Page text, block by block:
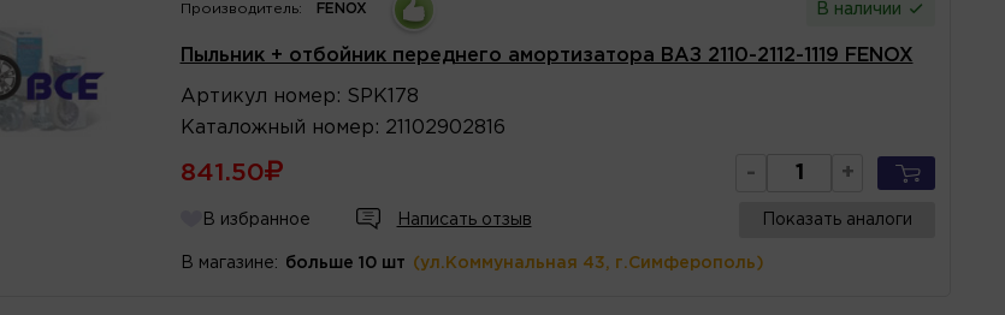
Производитель: FENOX В наличии
Пыльник + отбойник переднего амортизатора ВАЗ 2110-2112-1119 FENOX
Артикул номер : SPK178
Каталожный номер : 21102902816
841.50 - +
В избранное Написать отзыв Показать аналоги
В магазине: больше 10 шт (ул.Коммунальная 43, г.Симферополь)